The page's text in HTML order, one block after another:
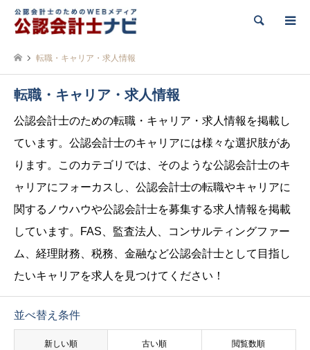
検索
転職・キャリア・求人情報
転職・キャリア・求人情報
公認会計士のための転職・キャリア・求人情報を掲載し
ています。公認会計士のキャリアには様々な選択肢があ
ります。このカテゴリでは、そのような公認会計士のキ
ャリアにフォーカスし、公認会計士の転職やキャリアに
関するノウハウや公認会計士を募集する求人情報を掲載
しています。FAS、監査法人、コンサルティングファー
ム、経理財務、税務、金融など公認会計士として目指し
たいキャリアを求人を見つけてください！
並べ替え条件
新しい順 古い順 閲覧数順